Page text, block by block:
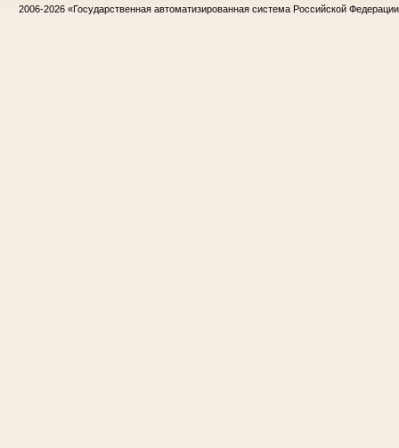
2006-2026 «Государственная автоматизированная система Российской